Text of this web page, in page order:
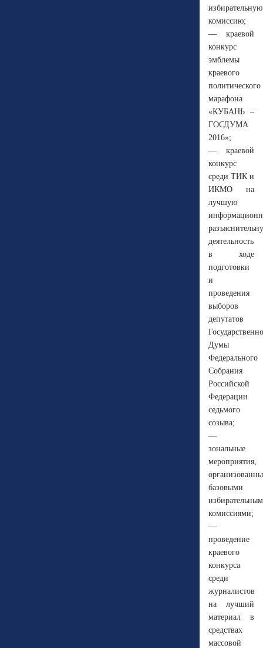
избирательную
комиссию;
— краевой
конкурс
эмблемы
краевого
политического
марафона
«КУБАНЬ –
ГОСДУМА
2016»;
— краевой
конкурс
среди ТИК и
ИКМО на
лучшую
деятельность
в ходе
подготовки
и
проведения
выборов
депутатов
Думы
Федерального
Собрания
Российской
Федерации
седьмого
созыва;
—
зональные
мероприятия,
базовыми
комиссиями;
—
проведение
краевого
конкурса
среди
журналистов
на лучший
материал в
средствах
массовой